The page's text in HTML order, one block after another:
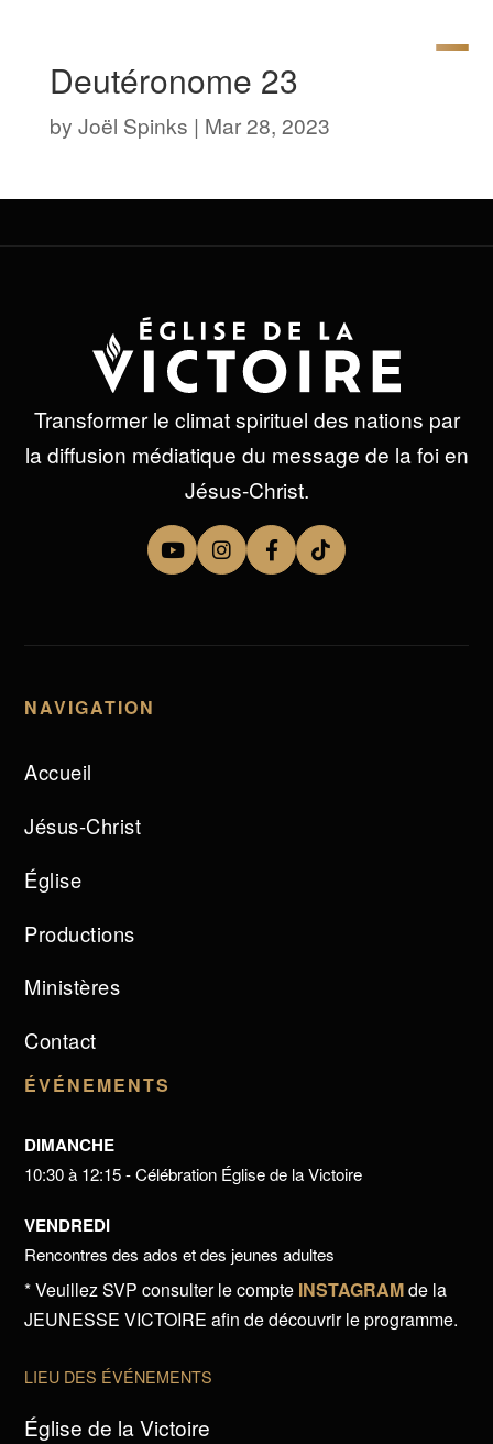
Deutéronome 23
by Joël Spinks | Mar 28, 2023
Transformer le climat spirituel des nations par
la diffusion médiatique du message de la foi en
Jésus-Christ.
NAVIGATION
Accueil
Jésus-Christ
Église
Productions
Ministères
Contact
ÉVÉNEMENTS
DIMANCHE
10:30 à 12:15 - Célébration Église de la Victoire
VENDREDI
Rencontres des ados et des jeunes adultes
* Veuillez SVP consulter le compte INSTAGRAMde la
JEUNESSE VICTOIRE afin de découvrir le programme.
LIEU DES ÉVÉNEMENTS
Église de la Victoire